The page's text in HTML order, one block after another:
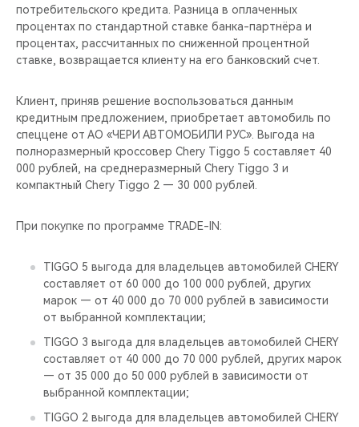
НАШИ МЕРОПРИЯТИЯ
CHERY ДЛЯ ДЕТЕЙ
потребительского кредита. Разница в оплаченных
процентах по стандартной ставке банка-партнёра и
процентах, рассчитанных по сниженной процентной
ставке, возвращается клиенту на его банковский счет.
Клиент, приняв решение воспользоваться данным
кредитным предложением, приобретает автомобиль по
спеццене от АО «ЧЕРИ АВТОМОБИЛИ РУС». Выгода на
полноразмерный кроссовер Chery Tiggo 5 составляет 40
000 рублей, на среднеразмерный Chery Tiggo 3 и
компактный Chery Tiggo 2 — 30 000 рублей.
При покупке по программе TRADE-IN:
TIGGO 5 выгода для владельцев автомобилей CHERY
составляет от 60 000 до 100 000 рублей, других
марок — от 40 000 до 70 000 рублей в зависимости
от выбранной комплектации;
TIGGO 3 выгода для владельцев автомобилей CHERY
составляет от 40 000 до 70 000 рублей, других марок
— от 35 000 до 50 000 рублей в зависимости от
выбранной комплектации;
TIGGO 2 выгода для владельцев автомобилей CHERY